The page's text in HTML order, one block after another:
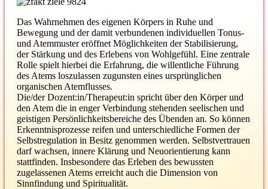
Das Wahrnehmen des eigenen Körpers in Ruhe und
Bewegung und der damit verbundenen individuellen Tonus-
und Atemmuster eröffnet Möglichkeiten der Stabilisierung,
der Stärkung und des Erlebens von Wohlgefühl. Eine zentrale
Rolle spielt hierbei die Erfahrung, die willentliche Führung
des Atems loszulassen zugunsten eines ursprünglichen
organischen Atemflusses.
Die/der Dozent:in/Therapeut:in spricht über den Körper und
den Atem die in enger Verbindung stehenden seelischen und
geistigen Persönlichkeitsbereiche des Übenden an. So können
Erkenntnisprozesse reifen und unterschiedliche Formen der
Selbstregulation in Besitz genommen werden. Selbstvertrauen
darf wachsen, innere Klärung und Neuorientierung kann
stattfinden. Insbesondere das Erleben des bewussten
zugelassenen Atems erreicht auch die Dimension von
Sinnfindung und Spiritualität.